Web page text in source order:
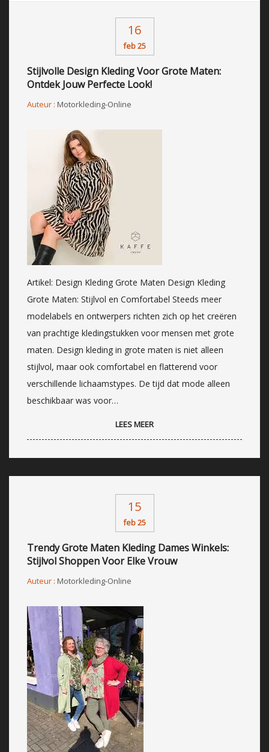
16
feb 25
Stijlvolle Design Kleding Voor Grote Maten:
Ontdek Jouw Perfecte Look!
Auteur : Motorkleding-Online
Artikel: Design Kleding Grote Maten Design Kleding
Grote Maten: Stijlvol en Comfortabel Steeds meer
modelabels en ontwerpers richten zich op het creëren
van prachtige kledingstukken voor mensen met grote
maten. Design kleding in grote maten is niet alleen
stijlvol, maar ook comfortabel en flatterend voor
verschillende lichaamstypes. De tijd dat mode alleen
beschikbaar was voor…
LEES MEER
15
feb 25
Trendy Grote Maten Kleding Dames Winkels:
Stijlvol Shoppen Voor Elke Vrouw
Auteur : Motorkleding-Online